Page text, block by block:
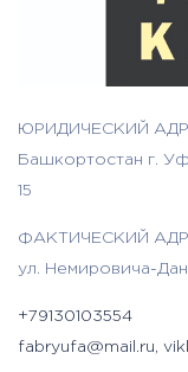
ЮРИДИЧЕСКИЙ
Башкортостан г.
15
ФАКТИЧЕСКИЙ
ул. Немировича-
+79130103554
fabryufa@mail.ru,